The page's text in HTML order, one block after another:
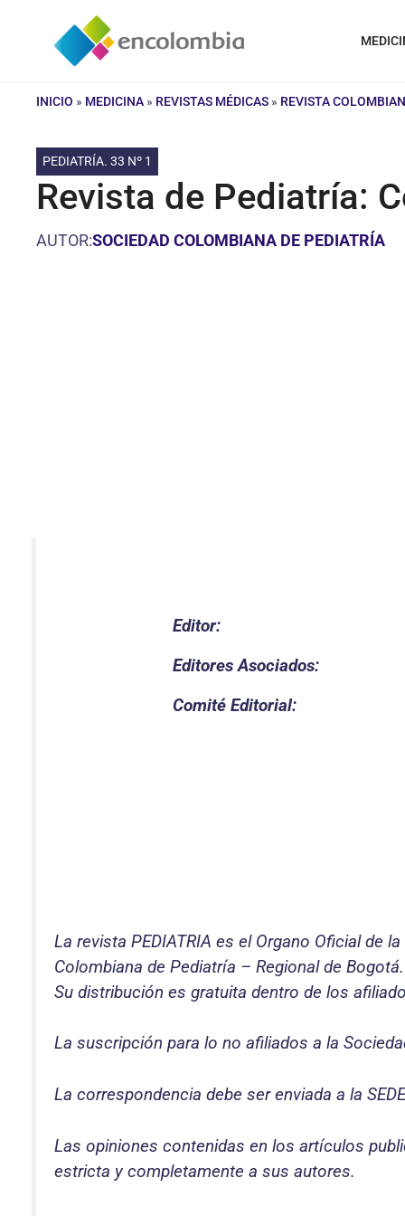
contenido
INICIO » MEDICINA » REVISTAS MÉDICAS » REVISTA
PEDIATRÍA. 33 Nº 1
Revista de Pediatría:
AUTOR:SOCIEDAD COLOMBIANA DE PEDIATRÍA
Editor:
Editores Asociados:
Comité Editorial:
La revista PEDIATRIA es el Organo Oficial de
Colombiana de Pediatría – Regional de Bogotá.
Su distribución es gratuita dentro de los
La suscripción para lo no afiliados a la
La correspondencia debe ser enviada a la
Las opiniones contenidas en los artículos
estricta y completamente a sus autores.